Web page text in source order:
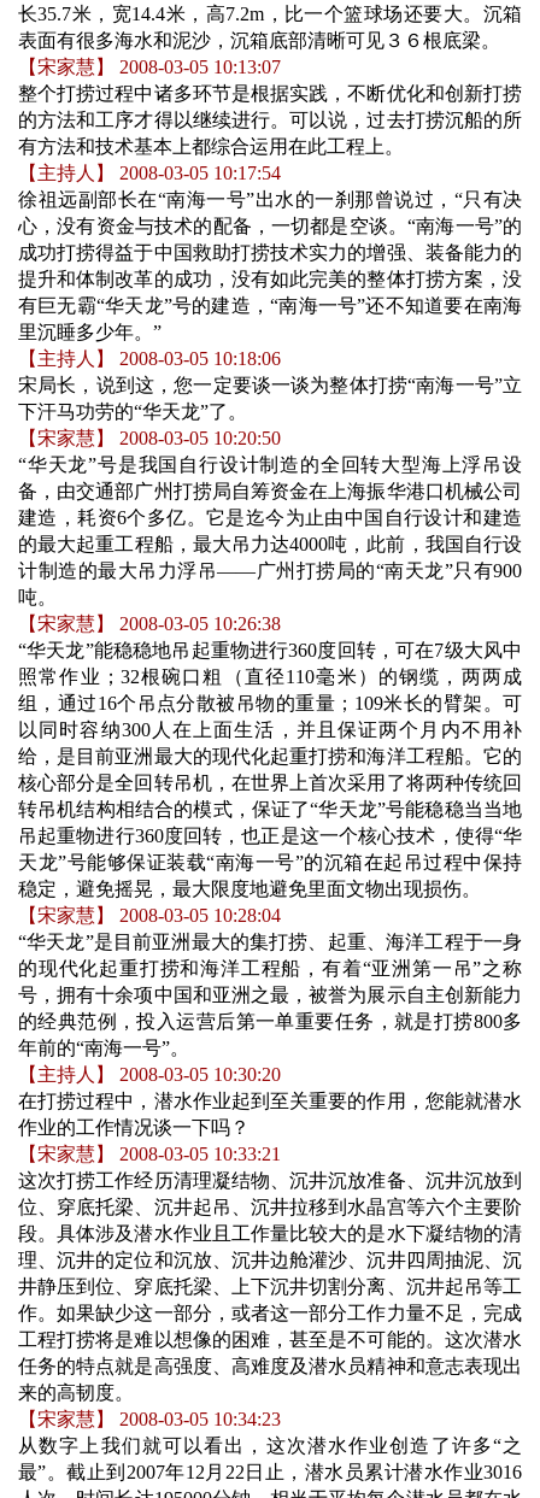
长35.7米，宽14.4米，高7.2m，比一个篮球场还要大。沉箱
表面有很多海水和泥沙，沉箱底部清晰可见３６根底梁。
【宋家慧】 2008-03-05 10:13:07
整个打捞过程中诸多环节是根据实践，不断优化和创新打捞
的方法和工序才得以继续进行。可以说，过去打捞沉船的所
有方法和技术基本上都综合运用在此工程上。
【主持人】 2008-03-05 10:17:54
徐祖远副部长在“南海一号”出水的一刹那曾说过，“只有决
心，没有资金与技术的配备，一切都是空谈。“南海一号”的
成功打捞得益于中国救助打捞技术实力的增强、装备能力的
提升和体制改革的成功，没有如此完美的整体打捞方案，没
有巨无霸“华天龙”号的建造，“南海一号”还不知道要在南海
里沉睡多少年。”
【主持人】 2008-03-05 10:18:06
宋局长，说到这，您一定要谈一谈为整体打捞“南海一号”立
下汗马功劳的“华天龙”了。
【宋家慧】 2008-03-05 10:20:50
“华天龙”号是我国自行设计制造的全回转大型海上浮吊设
备，由交通部广州打捞局自筹资金在上海振华港口机械公司
建造，耗资6个多亿。它是迄今为止由中国自行设计和建造
的最大起重工程船，最大吊力达4000吨，此前，我国自行设
计制造的最大吊力浮吊——广州打捞局的“南天龙”只有900
吨。
【宋家慧】 2008-03-05 10:26:38
“华天龙”能稳稳地吊起重物进行360度回转，可在7级大风中
照常作业；32根碗口粗（直径110毫米）的钢缆，两两成
组，通过16个吊点分散被吊物的重量；109米长的臂架。可
以同时容纳300人在上面生活，并且保证两个月内不用补
给，是目前亚洲最大的现代化起重打捞和海洋工程船。它的
核心部分是全回转吊机，在世界上首次采用了将两种传统回
转吊机结构相结合的模式，保证了“华天龙”号能稳稳当当地
吊起重物进行360度回转，也正是这一个核心技术，使得“华
天龙”号能够保证装载“南海一号”的沉箱在起吊过程中保持
稳定，避免摇晃，最大限度地避免里面文物出现损伤。
【宋家慧】 2008-03-05 10:28:04
“华天龙”是目前亚洲最大的集打捞、起重、海洋工程于一身
的现代化起重打捞和海洋工程船，有着“亚洲第一吊”之称
号，拥有十余项中国和亚洲之最，被誉为展示自主创新能力
的经典范例，投入运营后第一单重要任务，就是打捞800多
年前的“南海一号”。
【主持人】 2008-03-05 10:30:20
在打捞过程中，潜水作业起到至关重要的作用，您能就潜水
作业的工作情况谈一下吗？
【宋家慧】 2008-03-05 10:33:21
这次打捞工作经历清理凝结物、沉井沉放准备、沉井沉放到
位、穿底托梁、沉井起吊、沉井拉移到水晶宫等六个主要阶
段。具体涉及潜水作业且工作量比较大的是水下凝结物的清
理、沉井的定位和沉放、沉井边舱灌沙、沉井四周抽泥、沉
井静压到位、穿底托梁、上下沉井切割分离、沉井起吊等工
作。如果缺少这一部分，或者这一部分工作力量不足，完成
工程打捞将是难以想像的困难，甚至是不可能的。这次潜水
任务的特点就是高强度、高难度及潜水员精神和意志表现出
来的高韧度。
【宋家慧】 2008-03-05 10:34:23
从数字上我们就可以看出，这次潜水作业创造了许多“之
最”。截止到2007年12月22日止，潜水员累计潜水作业3016